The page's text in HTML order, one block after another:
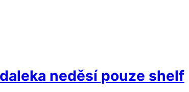
neděsí pouze shelf